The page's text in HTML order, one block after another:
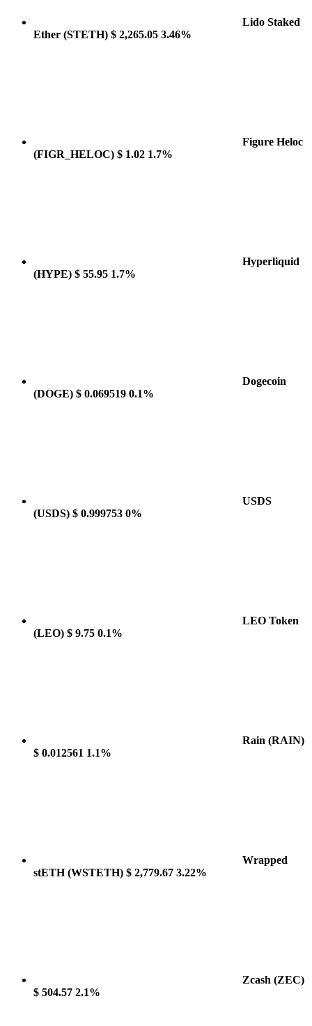
Lido Staked
Ether (STETH) $ 2,265.05 3.46%
Figure Heloc
(FIGR_HELOC) $ 1.02 1.7%
Hyperliquid
(HYPE) $ 55.95 1.7%
Dogecoin
(DOGE) $ 0.069519 0.1%
USDS
(USDS) $ 0.999753 0%
LEO Token
(LEO) $ 9.75 0.1%
Rain (RAIN)
$ 0.012561 1.1%
Wrapped
stETH(WSTETH) $ 2,779.67 3.22%
Zcash (ZEC)
$ 504.57 2.1%